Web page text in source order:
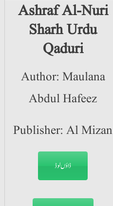
Ashraf Al-Nuri
Sharh Urdu
Qaduri
Author: Maulana
Abdul Hafeez
Publisher: Al Mizan
ڈاؤں لوڈ